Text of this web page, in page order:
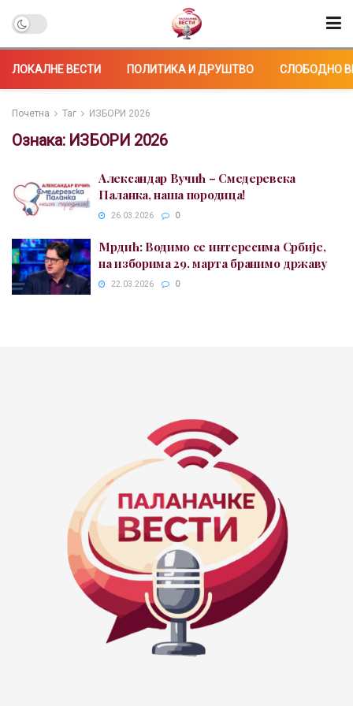
ЛОКАЛНЕ ВЕСТИ ПОЛИТИКА И ДРУШТВО СЛОБОДНО
Почетна Таг ИЗБОРИ 2026
Ознака: ИЗБОРИ 2026
Александар Вучић – Смедеревска
Паланка, наша породица!
26.03.2026 0
Мрдић: Водимо се интересима Србије,
на изборима 29. марта бранимо државу
22.03.2026 0